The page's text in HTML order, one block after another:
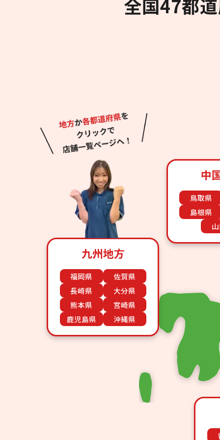
全国47都
中
鳥取県
島根県
九州地方
福岡県
佐賀県
長崎県
大分県
熊本県
宮崎県
鹿児島県
沖縄県